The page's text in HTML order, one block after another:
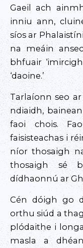
Gaeil ach
inniu ann,
síos ar
na meáin
bhfuair
‘daoine.’
Tarlaíonn seo
ndiaidh,
faoi chois.
faisisteachas i
níor thosaigh
thosaigh sé
dídhaonnú ar
Cén dóigh go
orthu siúd a
plódaithe i
masla a